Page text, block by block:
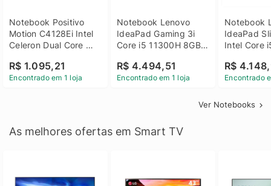
Notebook Positivo
Motion C4128Ei Intel
Celeron Dual Core
Linux 14 - 3002181
R$ 1.095,21
Encontrado em 1 loja
Notebook Lenovo
IdeaPad Gaming 3i
Core i5 11300H 8GB
GTX 1650 4GB 15.6
FHD Linux - Preto
R$ 4.494,51
Encontrado em 1 loja
Notebook
IdeaPad
Intel Core
SSD Win
R$
Encontrado
Ver Notebooks
As melhores ofertas em Smart TV